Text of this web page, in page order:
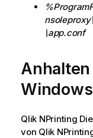
\app.conf
Qlik NPrinting
von Qlik